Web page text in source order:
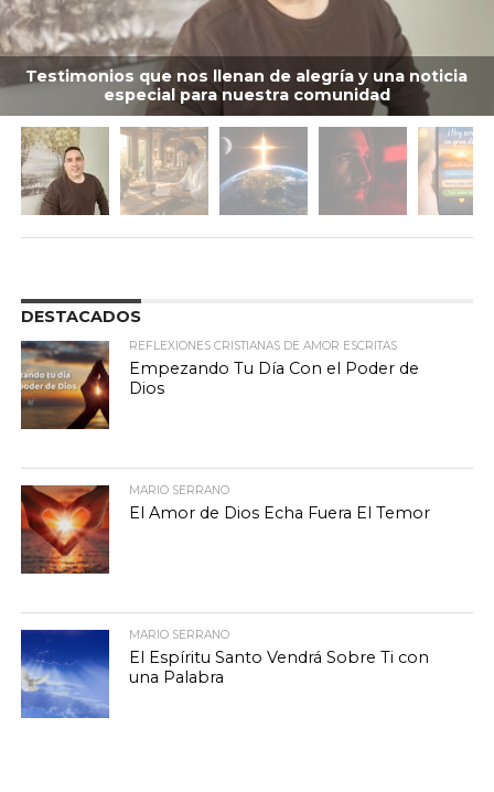
Testimonios que nos llenan de alegría y una noticia
especial para nuestra comunidad
DESTACADOS
REFLEXIONES CRISTIANAS DE AMOR ESCRITAS
Empezando Tu Día Con el Poder de
Dios
MARIO SERRANO
El Amor de Dios Echa Fuera El Temor
MARIO SERRANO
El Espíritu Santo Vendrá Sobre Ti con
una Palabra